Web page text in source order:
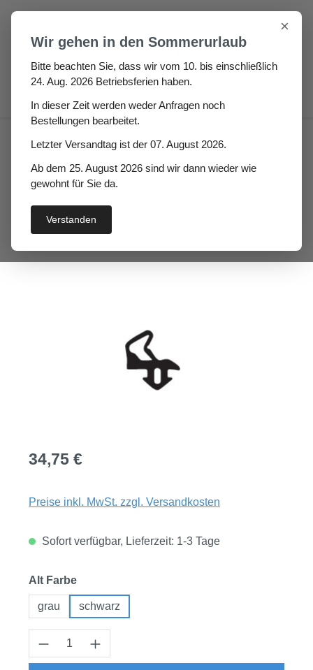
Zum Hauptinhalt springen
Haus
Fenster- / Türprofile
Kunststofffensterrahmen Dichtungen
Kunststofffensterdichtung
Marizia
Regulärer Preis:
34,75 €
Preise inkl. MwSt. zzgl. Versandkosten
Sofort verfügbar, Lieferzeit: 1-3 Tage
Alt Farbeauswählen
grau schwarz
Produkt Anzahl: Gib den gewünschten
×
Wir gehen in den Sommerurlaub
Bitte beachten Sie, dass wir vom 10. bis einschließlich
24. Aug. 2026 Betriebsferien haben.
In dieser Zeit werden weder Anfragen noch
Bestellungen bearbeitet.
Letzter Versandtag ist der 07. August 2026.
Ab dem 25. August 2026 sind wir dann wieder wie
gewohnt für Sie da.
Verstanden